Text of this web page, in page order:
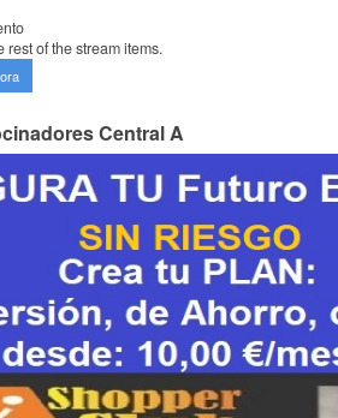
rest of the stream items.
Central A